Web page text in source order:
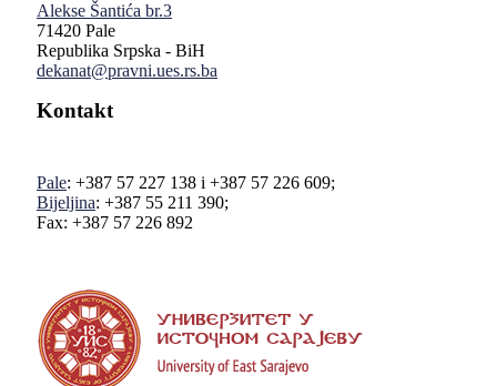
Alekse Šantića br.3
71420 Pale
Republika Srpska - BiH
dekanat@pravni.ues.rs.ba
Kontakt
Pale: +387 57 227 138 i +387 57 226 609;
Bijeljina: +387 55 211 390;
Fax: +387 57 226 892